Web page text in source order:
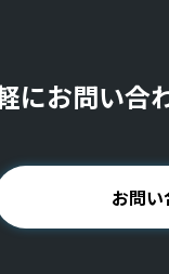
にお問い合
お問い